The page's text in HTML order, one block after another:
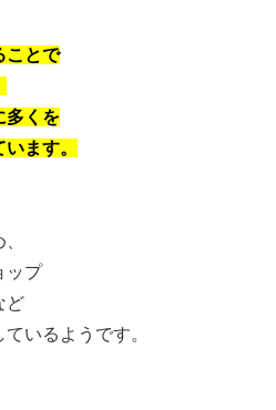
ことで
多くを
ます。
ップ
ど
いるようです。